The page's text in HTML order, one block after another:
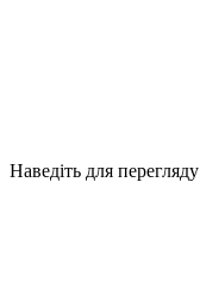
Наведіть для перегляду